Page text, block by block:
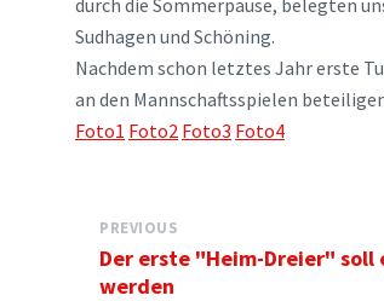
durch die Sommerpause, belegten
Sudhagen und Schöning.
Nachdem schon letztes Jahr erste
an den Mannschaftsspielen
Foto1 Foto2 Foto3 Foto4
PREVIOUS
Der erste "Heim-Dreier" soll
werden